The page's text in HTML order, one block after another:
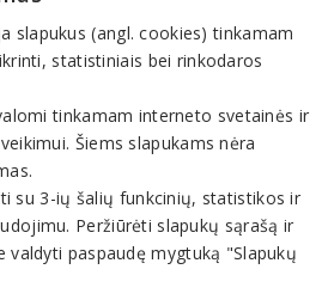
frezavimas, naikinimas,
apželdinimas, vejos
Vilniaus rajonas
LT-02103, VILNIUS
slapukus (angl. cookies) tinkamam
statistiniais bei rinkodaros
tinkamam interneto svetainės ir
Šiems slapukams nėra
su 3-ių šalių funkcinių, statistikos ir
Peržiūrėti slapukų sąrašą ir
valdyti paspaudę mygtuką "Slapukų